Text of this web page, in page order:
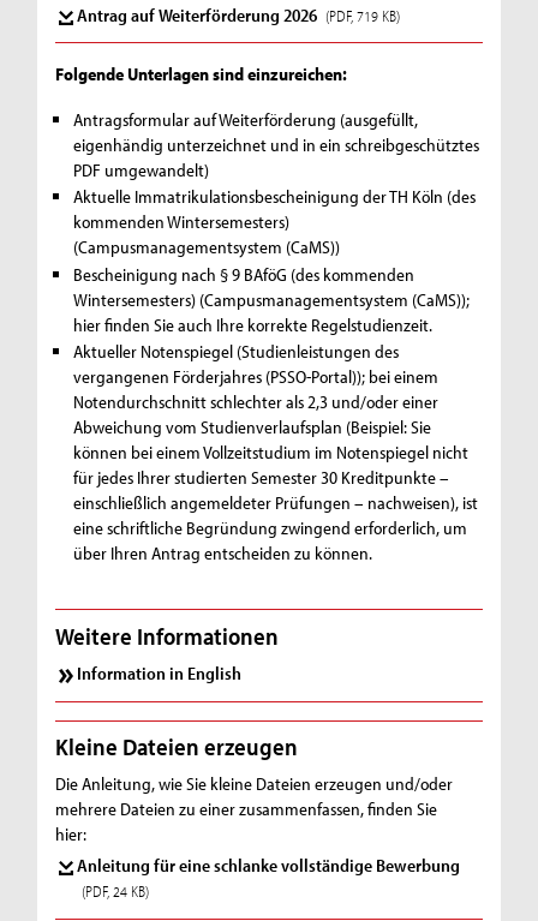
Antrag auf Weiterförderung 2026 (PDF, 719 KB)
Folgende Unterlagen sind einzureichen:
Antragsformular auf Weiterförderung (ausgefüllt,
eigenhändig unterzeichnet und in ein schreibgeschütztes
PDF umgewandelt)
Aktuelle Immatrikulationsbescheinigung der TH Köln (des
kommenden Wintersemesters)
(Campusmanagementsystem (CaMS))
Bescheinigung nach § 9 BAföG (des kommenden
Wintersemesters) (Campusmanagementsystem (CaMS));
hier finden Sie auch Ihre korrekte Regelstudienzeit.
Aktueller Notenspiegel (Studienleistungen des
vergangenen Förderjahres (PSSO-Portal)); bei einem
Notendurchschnitt schlechter als 2,3 und/oder einer
Abweichung vom Studienverlaufsplan (Beispiel: Sie
können bei einem Vollzeitstudium im Notenspiegel nicht
für jedes Ihrer studierten Semester 30 Kreditpunkte –
einschließlich angemeldeter Prüfungen – nachweisen), ist
eine schriftliche Begründung zwingend erforderlich, um
über Ihren Antrag entscheiden zu können.
Weitere Informationen
Information in English
Kleine Dateien erzeugen
Die Anleitung, wie Sie kleine Dateien erzeugen und/oder
mehrere Dateien zu einer zusammenfassen, finden Sie
hier:
Anleitung für eine schlanke vollständige Bewerbung
(PDF, 24 KB)